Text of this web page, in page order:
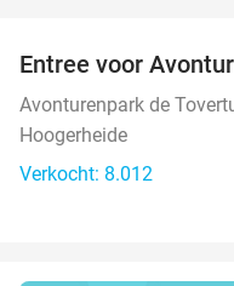
Entree voor
Avonturenpark de
Hoogerheide
Verkocht: 8.012